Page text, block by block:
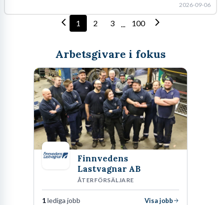
2026-09-06
1 2 3 ... 100
Arbetsgivare i fokus
Finnvedens
Lastvagnar AB
ÅTERFÖRSÄLJARE
1lediga jobb
Visa jobb